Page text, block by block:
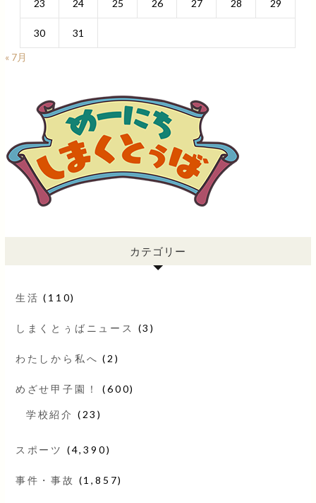
23 24 25 26 27 28 29
30
31
« 7月
カテゴリー
生活 (110)
しまくとぅばニュース (3)
わたしから私へ (2)
めざせ甲子園！ (600)
学校紹介 (23)
スポーツ (4,390)
事件・事故 (1,857)